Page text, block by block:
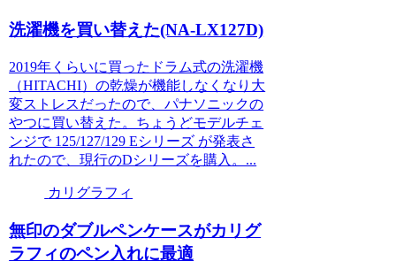
洗濯機を買い替えた(NA-LX127D)
2019年くらいに買ったドラム式の洗濯機
（HITACHI）の乾燥が機能しなくなり大
変ストレスだったので、パナソニックの
やつに買い替えた。ちょうどモデルチェ
ンジで 125/127/129 Eシリーズ が発表さ
れたので、現行のDシリーズを購入。...
カリグラフィ
無印のダブルペンケースがカリグ
ラフィのペン入れに最適